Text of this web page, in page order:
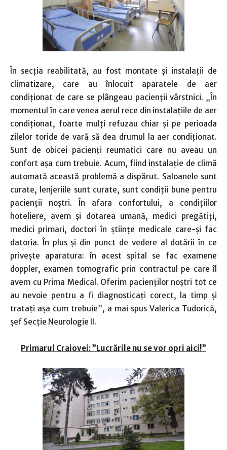
În secția reabilitată, au fost montate și instalații de
climatizare, care au înlocuit aparatele de aer
condiționat de care se plângeau pacienții vârstnici. „În
momentul în care venea aerul rece din instalațiile de aer
condiționat, foarte mulți refuzau chiar și pe perioada
zilelor toride de vară să dea drumul la aer condiționat.
Sunt de obicei pacienți reumatici care nu aveau un
confort așa cum trebuie. Acum, fiind instalație de climă
automată această problemă a dispărut. Saloanele sunt
curate, lenjeriile sunt curate, sunt condiții bune pentru
pacienții noștri. În afara confortului, a condițiilor
hoteliere, avem și dotarea umană, medici pregătiți,
medici primari, doctori în științe medicale care-și fac
datoria. În plus și din punct de vedere al dotării în ce
privește aparatura: în acest spital se fac examene
doppler, examen tomografic prin contractul pe care îl
avem cu Prima Medical. Oferim pacienților noștri tot ce
au nevoie pentru a fi diagnosticați corect, la timp și
tratați așa cum trebuie”, a mai spus Valerica Tudorică,
șef Secție Neurologie II.
Primarul Craiovei: ”Lucrările nu se vor opri aici!”